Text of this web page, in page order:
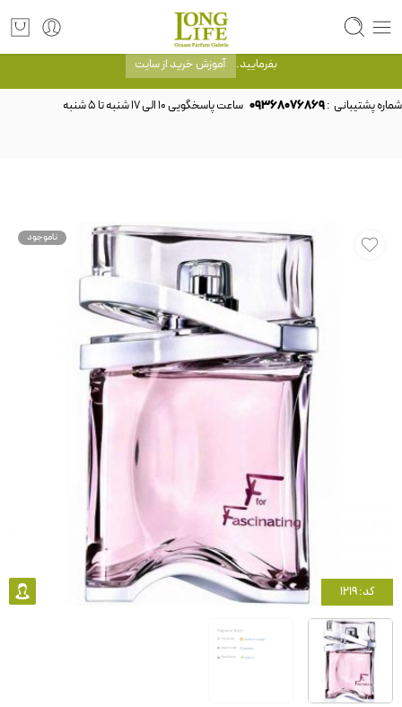
توجه! برند لانگ لایف رایحه های معروف را با شیشه و بسته بندی خود شرکت لانگ لایف
عرضه می کند.که با انتخاب حجم هر ادکلنی می توانید شیشه و بسته بندی را ملاحظه
بفرمایید. آموزش خرید از سایت
شماره پشتیبانی :09368076869
ناموجود
کد: 1219